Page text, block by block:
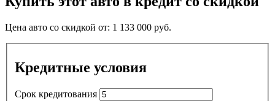
Цена авто со скидкой от: 1 133 000 руб.
Кредитные условия
Срок кредитования